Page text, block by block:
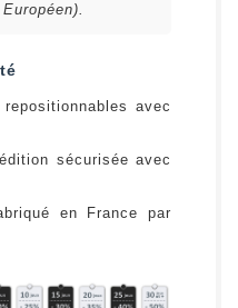
avec
sécurisée avec
en France par